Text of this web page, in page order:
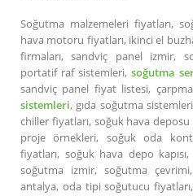
Soğutma malzemeleri fiyatları,
hava motoru fiyatları, ikinci el
firmaları, sandviç panel izmir,
portatif raf sistemleri, soğutma
sandviç panel fiyat listesi, çarpma
sistemleri, gıda soğutma
chiller fiyatları, soğuk hava
proje örnekleri, soğuk oda
fiyatları, soğuk hava depo
soğutma izmir, soğutma
antalya, oda tipi soğutucu